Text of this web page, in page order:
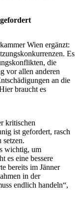
Wien ergänzt:
Es
die
vor allen anderen
an die
braucht es
kritischen
ist gefordert, rasch
setzen.
wichtig, um
es eine bessere
bereits im Jänner
in der
endlich handeln“,